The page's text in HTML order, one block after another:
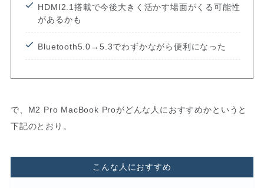
HDMI2.1搭載で今後大きく活かす場面がくる可能性
があるかも
Bluetooth5.0→5.3でわずかながら便利になった
で、M2 Pro MacBook Proがどんな人におすすめかというと
下記のとおり。
こんな人におすすめ